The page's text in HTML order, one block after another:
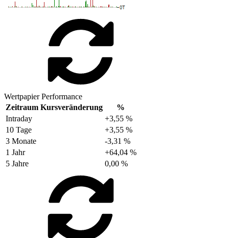
Wertpapier Performance
Zeitraum Kursveränderung
%
Intraday
+3,55 %
10 Tage
+3,55 %
3 Monate
-3,31 %
1 Jahr
+64,04 %
5 Jahre
0,00 %